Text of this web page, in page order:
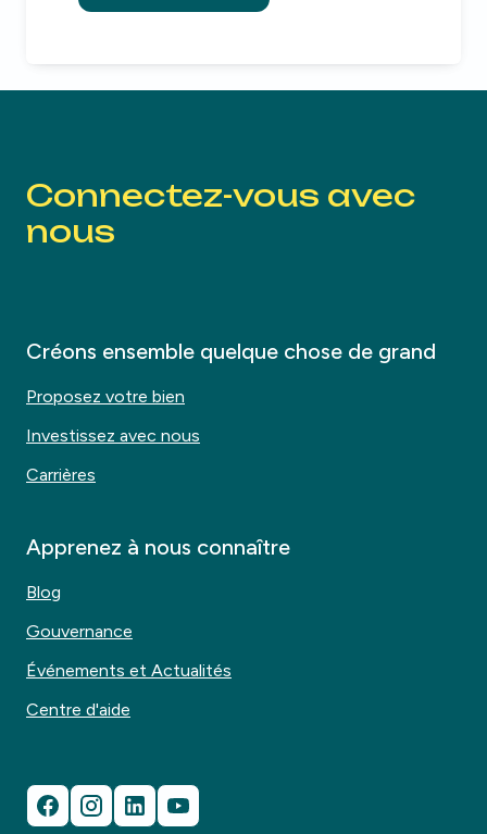
Connectez-vous avec
nous
Créons ensemble quelque chose de grand
Proposez votre bien
Investissez avec nous
Carrières
Apprenez à nous connaître
Blog
Gouvernance
Événements et Actualités
Centre d'aide